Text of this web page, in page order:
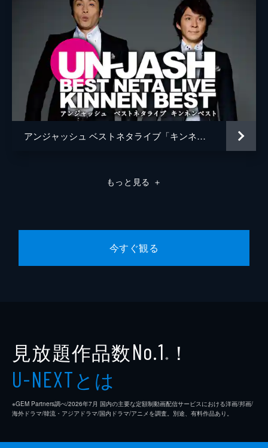
アンジャッシュ ベストネタライブ「キンネンベスト」
もっと見る ＋
今すぐ観る
見放題作品数No.1 ※ ！
U-NEXTとは
※GEM Partners調べ/2026年7⽉ 国内の主要な定額制動画配信サービスにおける洋画/邦画/
海外ドラマ/韓流・アジアドラマ/国内ドラマ/アニメを調査。別途、有料作品あり。